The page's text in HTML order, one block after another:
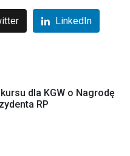
LinkedIn
dla KGW o Nagrodę
RP